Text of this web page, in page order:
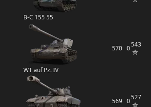
B-C 155 55
WT auf Pz. IV
570 0543
569 0527